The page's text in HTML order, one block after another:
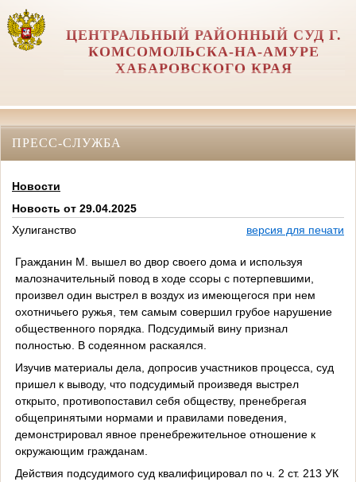
ЦЕНТРАЛЬНЫЙ РАЙОННЫЙ СУД Г.
КОМСОМОЛЬСКА-НА-АМУРЕ
ХАБАРОВСКОГО КРАЯ
ПРЕСС-СЛУЖБА
Новости
Новость от 29.04.2025
Хулиганство
версия для печати
Гражданин М. вышел во двор своего дома и используя
малозначительный повод в ходе ссоры с потерпевшими,
произвел один выстрел в воздух из имеющегося при нем
охотничьего ружья, тем самым совершил грубое нарушение
общественного порядка. Подсудимый вину признал
полностью. В содеянном раскаялся.
Изучив материалы дела, допросив участников процесса, суд
пришел к выводу, что подсудимый произведя выстрел
открыто, противопоставил себя обществу, пренебрегая
общепринятыми нормами и правилами поведения,
демонстрировал явное пренебрежительное отношение к
окружающим гражданам.
Действия подсудимого суд квалифицировал по ч. 2 ст. 213 УК